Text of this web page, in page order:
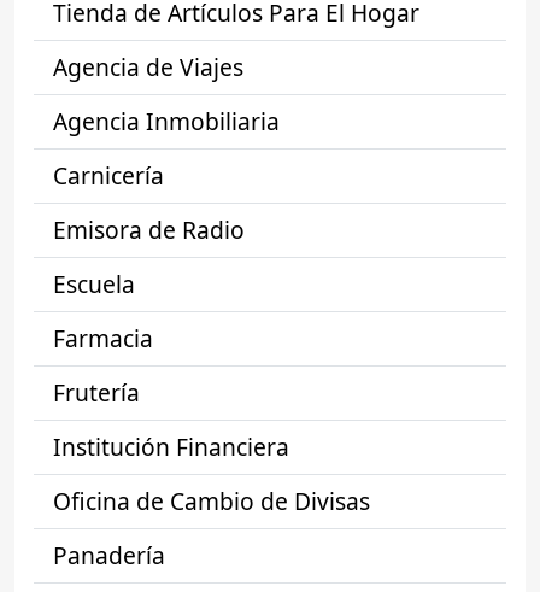
Tienda de Artículos Para El Hogar
Agencia de Viajes
Agencia Inmobiliaria
Carnicería
Emisora de Radio
Escuela
Farmacia
Frutería
Institución Financiera
Oficina de Cambio de Divisas
Panadería